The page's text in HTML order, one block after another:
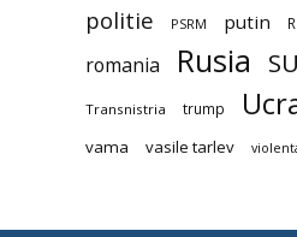
politie PSRM putin
romania Rusia
Transnistria trump
vama vasile tarlev